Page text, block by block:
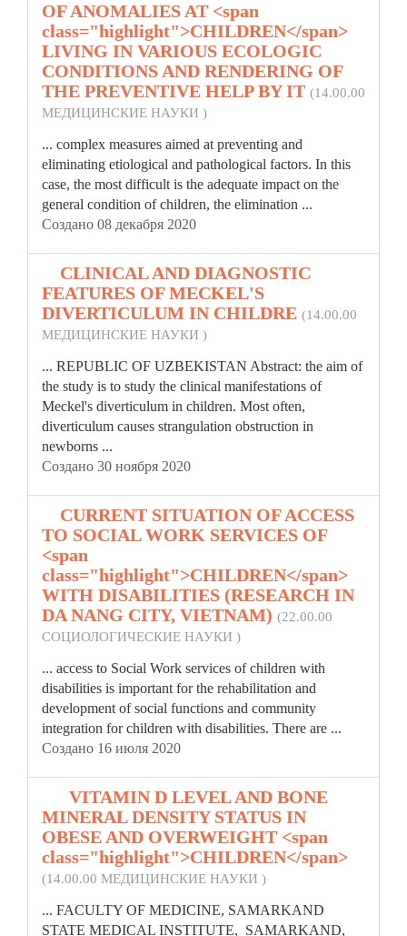
OF ANOMALIES AT <span
class="highlight">CHILDREN</span>
LIVING IN VARIOUS ECOLOGIC
CONDITIONS AND RENDERING OF
THE PREVENTIVE HELP BY IT (14.00.00
МЕДИЦИНСКИЕ НАУКИ )
... complex measures aimed at preventing and
eliminating etiological and pathological factors. In this
case, the most difficult is the adequate impact on the
general condition ofchildren, the elimination ...
Создано 08 декабря 2020
CLINICAL AND DIAGNOSTIC
FEATURES OF MECKEL'S
DIVERTICULUM IN CHILDRE (14.00.00
МЕДИЦИНСКИЕ НАУКИ )
... REPUBLIC OF UZBEKISTAN Abstract: the aim of
the study is to study the clinical manifestations of
Meckel's diverticulum in children. Most often,
diverticulum causes strangulation obstruction in
newborns ...
Создано 30 ноября 2020
CURRENT SITUATION OF ACCESS
TO SOCIAL WORK SERVICES OF
<span
class="highlight">CHILDREN</span>
WITH DISABILITIES (RESEARCH IN
DA NANG CITY, VIETNAM) (22.00.00
СОЦИОЛОГИЧЕСКИЕ НАУКИ )
... аccess to Social Work services ofchildren with
disabilities is important for the rehabilitation and
development of social functions and community
integration for children with disabilities. There are ...
Создано 16 июля 2020
VITAMIN D LEVEL AND BONE
MINERAL DENSITY STATUS IN
OBESE AND OVERWEIGHT <span
class="highlight">CHILDREN</span>
(14.00.00 МЕДИЦИНСКИЕ НАУКИ )
... FACULTY OF MEDICINE, SAMARKAND
STATE MEDICAL INSTITUTE, SAMARKAND,